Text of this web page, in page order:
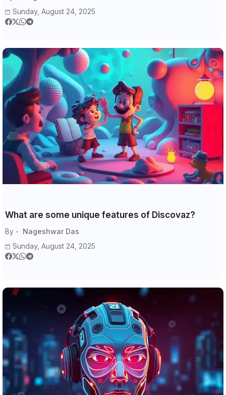
Sunday, August 24, 2025
What are some unique features of Discovaz?
By - Nageshwar Das
Sunday, August 24, 2025